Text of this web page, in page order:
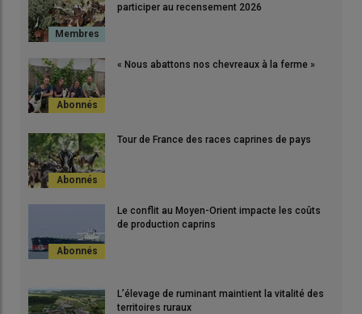
participer au recensement 2026
« Nous abattons nos chevreaux à la ferme »
Tour de France des races caprines de pays
Le conflit au Moyen-Orient impacte les coûts
de production caprins
L’élevage de ruminant maintient la vitalité des
territoires ruraux